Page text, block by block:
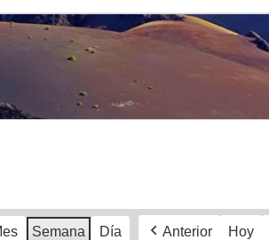
Semana Día Anterior Hoy